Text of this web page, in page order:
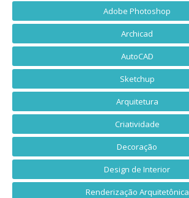
Adobe Photoshop
Archicad
AutoCAD
Sketchup
Arquitetura
Criatividade
Decoração
Design de Interior
Renderização Arquitetônica